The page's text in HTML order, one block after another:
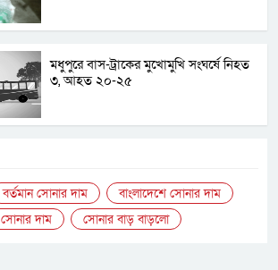
মধুপুরে বাস-ট্রাকের মুখোমুখি সংঘর্ষে নিহত
৩, আহত ২০-২৫
বর্তমান সোনার দাম
বাংলাদেশে সোনার দাম
সোনার দাম সোনার বাড় বাড়লো